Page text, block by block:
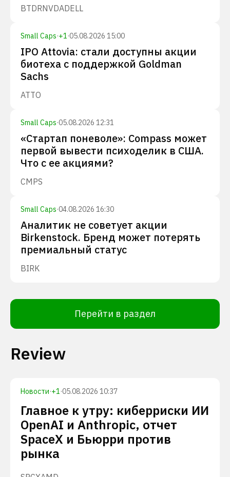
BTDRNVDADELL
Small Caps·+1·05.08.2026 15:00
IPO Attovia: стали доступны акции
биотеха с поддержкой Goldman
Sachs
ATTO
Small Caps·05.08.2026 12:31
«Стартап поневоле»: Compass может
первой вывести психоделик в США.
Что с ее акциями?
CMPS
Small Caps·04.08.2026 16:30
Аналитик не советует акции
Birkenstock. Бренд может потерять
премиальный статус
BIRK
Перейти в раздел
Review
Новости·+1·05.08.2026 10:37
Главное к утру: киберриски ИИ
OpenAI и Anthropic, отчет
SpaceX и Бьюрри против
рынка